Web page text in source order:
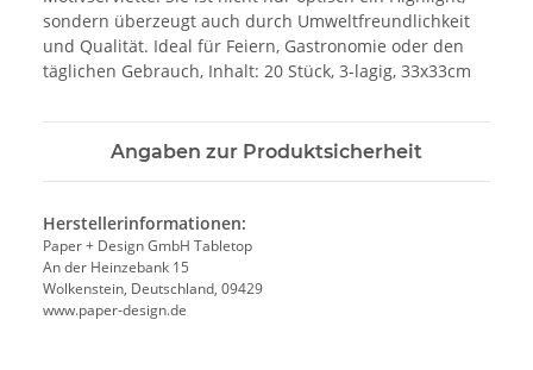
sondern überzeugt auch durch Umweltfreundlichkeit
und Qualität. Ideal für Feiern, Gastronomie oder den
täglichen Gebrauch, Inhalt: 20 Stück, 3-lagig, 33x33cm
Angaben zur Produktsicherheit
Herstellerinformationen:
Paper + Design GmbH Tabletop
An der Heinzebank 15
Wolkenstein, Deutschland, 09429
www.paper-design.de